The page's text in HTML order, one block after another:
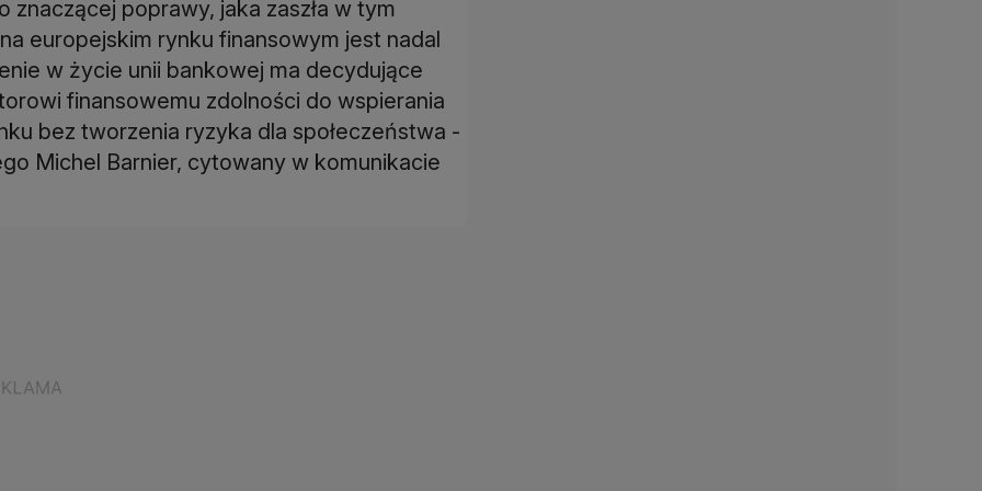
poprawy, jaka zaszła w tym
europejskim rynku finansowym jest nadal
w życie unii bankowej ma decydujące
finansowemu zdolności do wspierania
bez tworzenia ryzyka dla społeczeństwa -
Michel Barnier, cytowany w komunikacie